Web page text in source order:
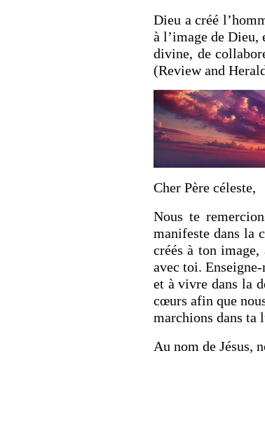
Dieu a créé
à l’image de
divine, de
(Review and
Cher Père céleste,
Nous te
manifeste dans la
créés à ton
avec toi.
et à vivre dans la
cœurs afin que
marchions dans ta
Au nom de Jésus,